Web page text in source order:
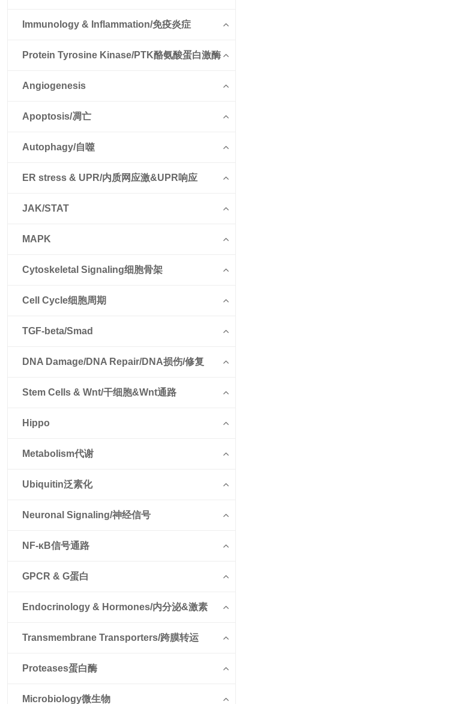
Immunology & Inflammation/免疫炎症
Protein Tyrosine Kinase/PTK酪氨酸蛋白激酶
Angiogenesis
Apoptosis/凋亡
Autophagy/自噬
ER stress & UPR/内质网应激&UPR响应
JAK/STAT
MAPK
Cytoskeletal Signaling细胞骨架
Cell Cycle细胞周期
TGF-beta/Smad
DNA Damage/DNA Repair/DNA损伤/修复
Stem Cells & Wnt/干细胞&Wnt通路
Hippo
Metabolism代谢
Ubiquitin泛素化
Neuronal Signaling/神经信号
NF-κB信号通路
GPCR & G蛋白
Endocrinology & Hormones/内分泌&激素
Transmembrane Transporters/跨膜转运
Proteases蛋白酶
Microbiology微生物